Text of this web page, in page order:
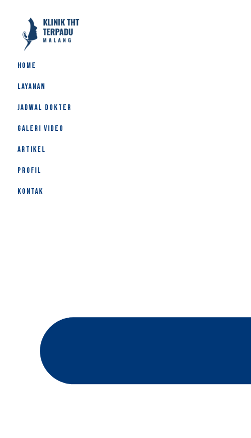
HOME
LAYANAN
JADWAL DOKTER
GALERI VIDEO
ARTIKEL
PROFIL
KONTAK